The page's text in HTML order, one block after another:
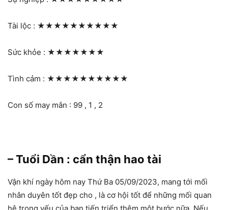
Tài lộc : ★★★★★★★★★★
Sức khỏe : ★★★★★★★
Tình cảm : ★★★★★★★★★★
Con số may mắn : 99 , 1 , 2
– Tuổi Dần : cẩn thận hao tài
Vận khí ngày hôm nay Thứ Ba 05/09/2023, mang tới mối
nhân duyên tốt đẹp cho , là cơ hội tốt để những mối quan
hệ trọng yếu của bạn tiến triển thêm một bước nữa. Nếu